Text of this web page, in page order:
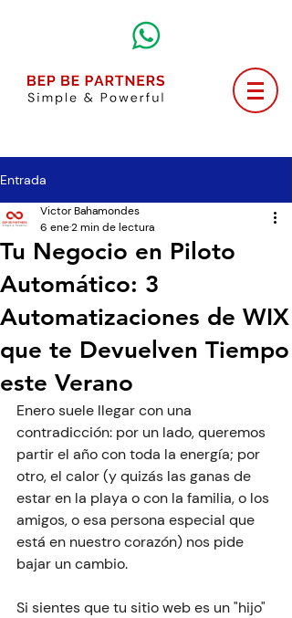
Entrada
Tu Negocio en Piloto
Automático: 3
Automatizaciones de WIX
que te Devuelven Tiempo
este Verano
Victor Bahamondes
6 ene2 min de lectura
Enero suele llegar con una
contradicción: por un lado, queremos
partir el año con toda la energía; por
otro, el calor (y quizás las ganas de
estar en la playa o con la familia, o los
amigos, o esa persona especial que
está en nuestro corazón) nos pide
bajar un cambio.
Si sientes que tu sitio web es un "hijo"